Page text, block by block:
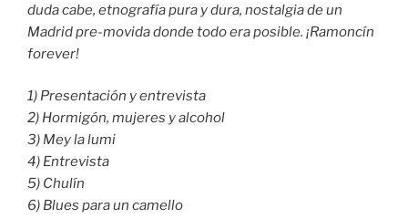
duda cabe, etnografía pura y dura, nostalgia de un
Madrid pre-movida donde todo era posible. ¡Ramoncín
forever!
1) Presentación y entrevista
2) Hormigón, mujeres y alcohol
3) Mey la lumi
4) Entrevista
5) Chulín
6) Blues para un camello